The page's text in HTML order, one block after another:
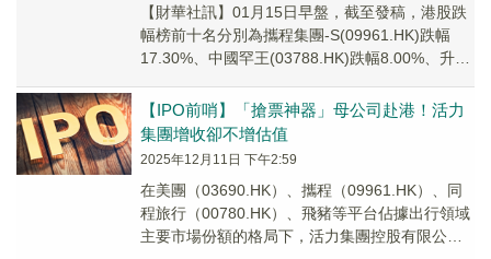
【財華社訊】01月15日早盤，截至發稿，港股跌
幅榜前十名分別為攜程集團-S(09961.HK)跌幅
17.30%、中國罕王(03788.HK)跌幅8.00%、升輝
【IPO前哨】「搶票神器」母公司赴港！活力
集團增收卻不增估值
2025年12月11日 下午2:59
在美團（03690.HK）、攜程（09961.HK）、同
程旅行（00780.HK）、飛豬等平台佔據出行領域
主要市場份額的格局下，活力集團控股有限公司